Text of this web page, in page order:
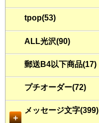
tpop(53)
ALL光沢(90)
郵送B4以下商品(17)
プチオーダー(72)
＋
メッセージ文字(399)